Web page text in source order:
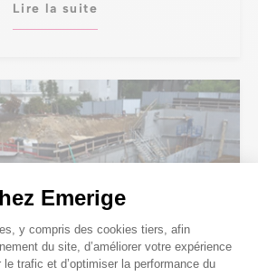
Lire la suite